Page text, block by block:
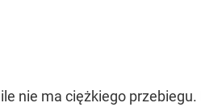
nie ma ciężkiego przebiegu.